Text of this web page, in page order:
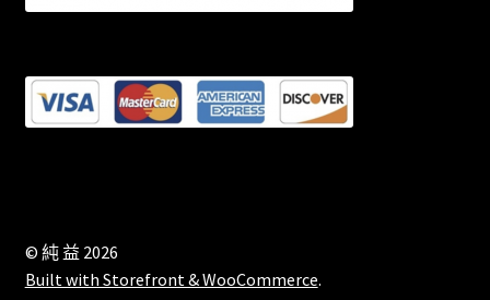
© 純 益 2026
Built with Storefront & WooCommerce.